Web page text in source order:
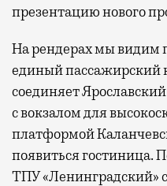
презентацию нового
На рендерах мы видим
единый пассажирский
соединяет
с вокзалом для
платформой
появиться гостиница.
ТПУ «Ленинградский»